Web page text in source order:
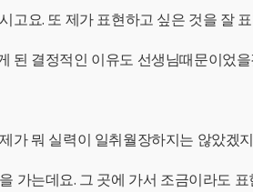
고요. 또 제가 표현하고 싶은 것을 잘
된 결정적인 이유도 선생님때문이었
가 뭐 실력이 일취월장하지는 않았겠
가는데요. 그 곳에 가서 조금이라도